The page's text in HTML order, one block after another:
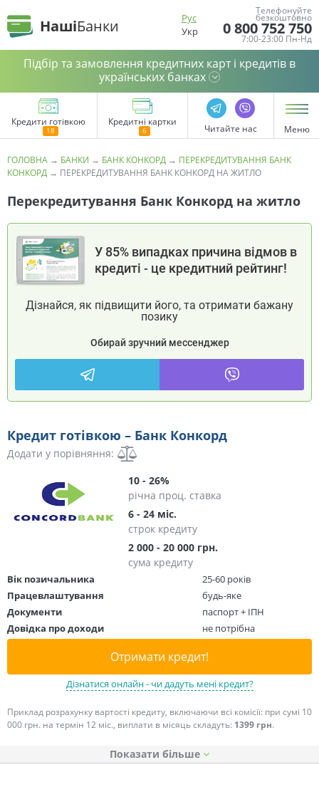
НашіБанки
Рус
Укр
Телефонуйте
безкоштовно
0 800 752 750
7:00-23:00 Пн-Нд
Підбір та замовлення кредитних карт і кредитів в
українських банках
Кредити готівкою Кредитні картки
Читайте нас Меню
ГОЛОВНА → БАНКИ → БАНК КОНКОРД → ПЕРЕКРЕДИТУВАННЯ БАНК
КОНКОРД → ПЕРЕКРЕДИТУВАННЯ БАНК КОНКОРД НА ЖИТЛО
Перекредитування Банк Конкорд на житло
У 85% випадках причина відмов в
кредиті - це кредитний рейтинг!
Дізнайся, як підвищити його, та отримати бажану
позику
Обирай зручний мессенджер
Кредит готівкою – Банк Конкорд
Додати у порівняння:
10 - 26%
річна проц. ставка
6 - 24 міс.
строк кредиту
2 000 - 20 000 грн.
сума кредиту
Вік позичальника
25-60 років
Працевлаштування
будь-яке
Документи
паспорт + ІПН
Довідка про доходи
не потрібна
Отримати кредит!
Дізнатися онлайн - чи дадуть мені кредит?
Приклад розрахунку вартості кредиту, включаючи всі комісії: при сумі 10
000 грн. на термін 12 міс., виплати в місяць складуть: 1399 грн.
Показати